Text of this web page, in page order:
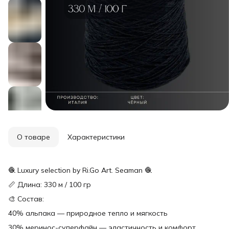
О товаре Характеристики
🧶 Luxury selection by Ri.Go Art. Seaman 🧶
📏 Длина: 330 м / 100 гр
🎨 Состав:
40% альпака — природное тепло и мягкость